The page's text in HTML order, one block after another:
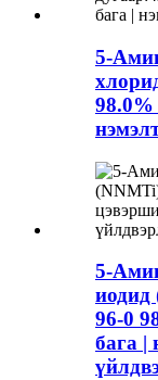
5-
98.0%
5-
иодид
96-0
бага |